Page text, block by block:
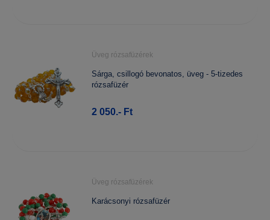
Üveg rózsafüzérek
Sárga, csillogó bevonatos, üveg - 5-tizedes
rózsafüzér
2 050.- Ft
Üveg rózsafüzérek
Karácsonyi rózsafüzér